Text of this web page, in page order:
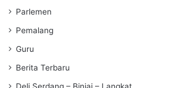
Parlemen
Pemalang
Guru
Berita Terbaru